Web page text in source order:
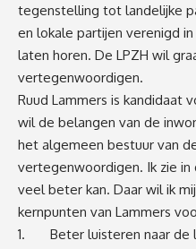
tegenstelling tot landelijke
en lokale partijen verenigd
laten horen. De LPZH wil
vertegenwoordigen.
Ruud Lammers is kandidaat
wil de belangen van de
het algemeen bestuur van
vertegenwoordigen. Ik zie
veel beter kan. Daar wil ik
kernpunten van Lammers
1. Beter luisteren naar de